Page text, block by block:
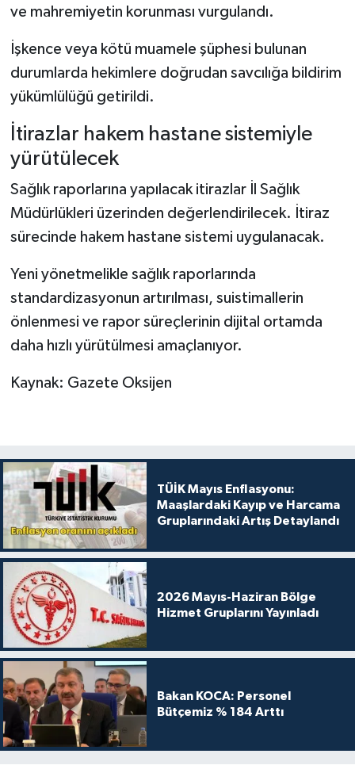
ve mahremiyetin korunması vurgulandı.
İşkence veya kötü muamele şüphesi bulunan
durumlarda hekimlere doğrudan savcılığa bildirim
yükümlülüğü getirildi.
İtirazlar hakem hastane sistemiyle
yürütülecek
Sağlık raporlarına yapılacak itirazlar İl Sağlık
Müdürlükleri üzerinden değerlendirilecek. İtiraz
sürecinde hakem hastane sistemi uygulanacak.
Yeni yönetmelikle sağlık raporlarında
standardizasyonun artırılması, suistimallerin
önlenmesi ve rapor süreçlerinin dijital ortamda
daha hızlı yürütülmesi amaçlanıyor.
Kaynak: Gazete Oksijen
TÜİK Mayıs Enflasyonu:
Maaşlardaki Kayıp ve Harcama
Gruplarındaki Artış Detaylandı
2026 Mayıs-Haziran Bölge
Hizmet Gruplarını Yayınladı
Bakan KOCA: Personel
Bütçemiz % 184 Arttı